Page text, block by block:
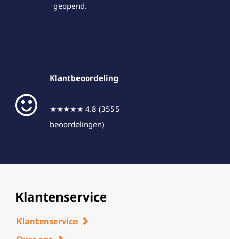
geopend.
Klantbeoordeling
★★★★★ 4.8 (3555
beoordelingen)
Klantenservice
Klantenservice